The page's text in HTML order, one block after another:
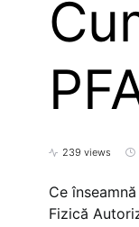
239 views
Ce
Fizică